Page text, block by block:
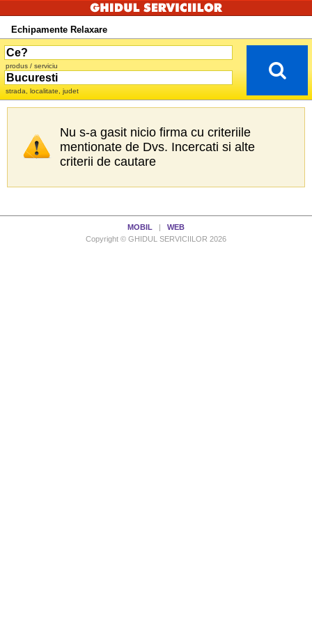
Echipamente Relaxare
produs / serviciu
strada, localitate, judet
Nu s-a gasit nicio firma cu criteriile
mentionate de Dvs. Incercati si alte
criterii de cautare
MOBIL
WEB
Copyright © GHIDUL SERVICIILOR 2026